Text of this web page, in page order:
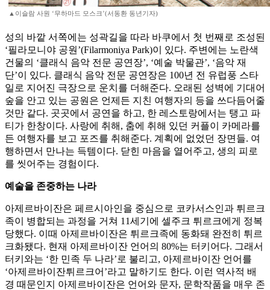
▲이슬람 사원 ‘무하마드 모스크’(서동환 동년기자)
성의 바깥 서쪽에는 성곽길을 따라 바쿠에서 첫 번째로 조성된
‘필라모니야 공원’(Filarmoniya Park)이 있다. 주변에는 노란색
건물의 ‘클래식 음악 전문 공연장’, ‘예술 박물관’, ‘음악 재
단’이 있다. 클래식 음악 전문 공연장은 100년 전 유럽풍 스타
일로 지어진 극장으로 운치를 더해준다. 오래된 성벽에 기대어
숲을 안고 있는 공원은 언제든 지친 여행자의 등을 쓰다듬어줄
것만 같다. 곳곳에서 공연을 하고, 한 레스토랑에서는 탱고 파
티가 한창이다. 사랑에 취해, 춤에 취해 있던 커플이 카메라를
든 여행자를 보고 포즈를 취해준다. 계획에 없었던 장면들. 여
행하면서 만나는 득템이다. 닫힌 마음을 열어주고, 생의 피로
를 씻어주는 경험이다.
예술을 존중하는 나라
아제르바이잔은 페르시아인을 중심으로 코카서스인과 튀르크
족이 병합되는 과정을 거쳐 11세기에 셀주크 튀르크에게 정복
당했다. 이때 아제르바이잔은 튀르크족에 동화돼 완전히 튀르
크화됐다. 현재 아제르바이잔 언어의 80%는 터키어다. 그래서
터키와는 ‘한 민족 두 나라’로 불리고, 아제르바이잔 언어를
‘아제르바이잔튀르크어’라고 말하기도 한다. 이런 역사적 배
경 때문인지 아제르바이잔은 언어와 문자, 문학작품을 매우 존